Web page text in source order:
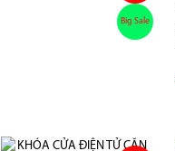
Big Sale